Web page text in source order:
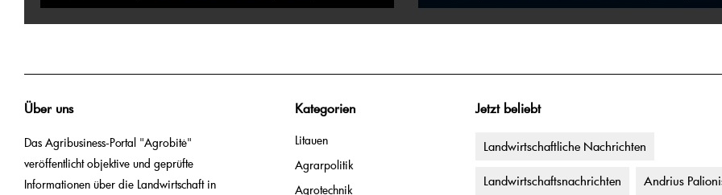
Über uns
Das Agribusiness-Portal "Agrobitė"
veröffentlicht objektive und geprüfte
Informationen über die Landwirtschaft in
Jetzt beliebt
Landwirtschaftliche Nachrichten
Landwirtschaftsnachrichten Andrius
Kategorien
Litauen
Agrarpolitik
Agrotechnik